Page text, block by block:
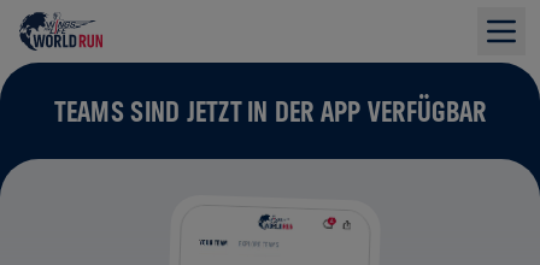
TEAMS SIND JETZT IN DER APP VERFÜGBAR